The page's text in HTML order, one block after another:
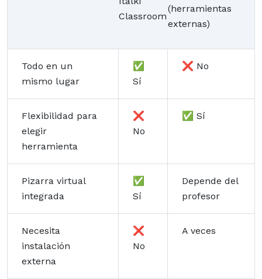
Classroom
(herramientas
externas)
Todo en un
mismo lugar
✅
Sí
❌ No
Flexibilidad para
elegir
herramienta
❌
No
✅ Sí
Pizarra virtual
integrada
✅
Sí
Depende del
profesor
Necesita
instalación
externa
❌
No
A veces